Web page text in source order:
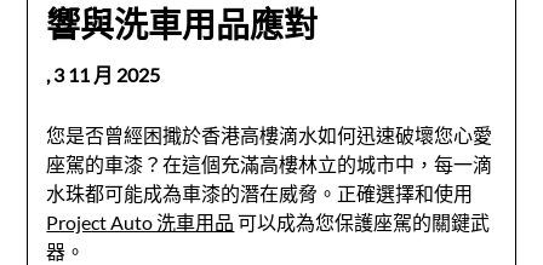
響與洗車用品應對
,3 11 月 2025
您是否曾經困擑於香港高樓滴水如何迅速破壞您心愛
座駕的車漆？在這個充滿高樓林立的城市中，每一滴
水珠都可能成為車漆的潛在威脅。正確選擇和使用
Project Auto 洗車用品 可以成為您保護座駕的關鍵武
器。